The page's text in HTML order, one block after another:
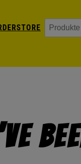
STORE Suchen